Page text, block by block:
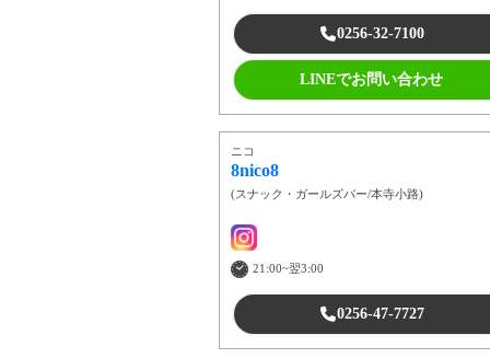
0256-32-7100
LINEでお問い合わせ
ニコ
8nico8
(スナック・ガールズバー/本寺小路)
21:00~翌3:00
0256-47-7727